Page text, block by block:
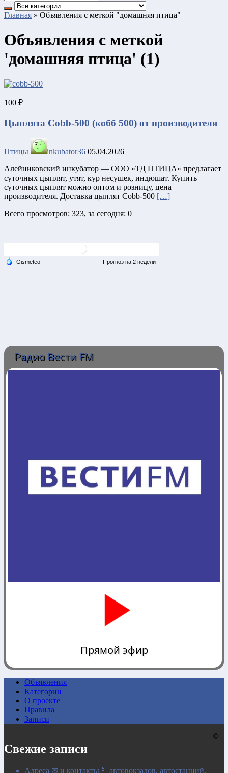
Главная » Объявления с меткой "домашняя птица"
Объявления с меткой
'домашняя птица' (1)
100 ₽
Цыплята Cobb-500 (кобб 500) от производителя
Птицы inkubator36 05.04.2026
Алейниковский инкубатор — ООО «ТД ПТИЦА» предлагает
суточных цыплят, утят, кур несушек, индюшат. Купить
суточных цыплят можно оптом и розницу, цена
производителя. Доставка цыплят Cobb-500 […]
Всего просмотров: 323, за сегодня: 0
Радио Вести FM
0:00
Прямой эфир
Объявления
Категории
О проекте
Правила
Записи
Свежие записи
Адреса ✉ и контакты📱 автовокзалов, автостанций,
©